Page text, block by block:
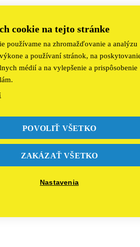
cookie na tejto stránke
používame na zhromažďovanie a analýzu
a používaní stránok, na
médií a na vylepšenie a prispôsobenie
POVOLIŤ VŠETKO
ZAKÁZAŤ VŠETKO
Nastavenia